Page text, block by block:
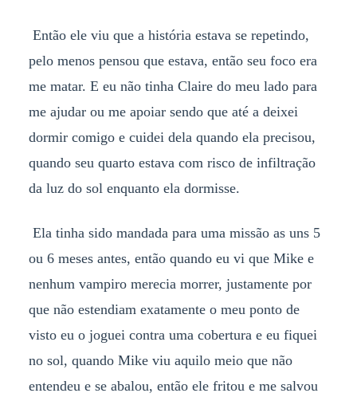
Então ele viu que a história estava se repetindo,
pelo menos pensou que estava, então seu foco era
me matar. E eu não tinha Claire do meu lado para
me ajudar ou me apoiar sendo que até a deixei
dormir comigo e cuidei dela quando ela precisou,
quando seu quarto estava com risco de infiltração
da luz do sol enquanto ela dormisse.
Ela tinha sido mandada para uma missão as uns 5
ou 6 meses antes, então quando eu vi que Mike e
nenhum vampiro merecia morrer, justamente por
que não estendiam exatamente o meu ponto de
visto eu o joguei contra uma cobertura e eu fiquei
no sol, quando Mike viu aquilo meio que não
entendeu e se abalou, então ele fritou e me salvou